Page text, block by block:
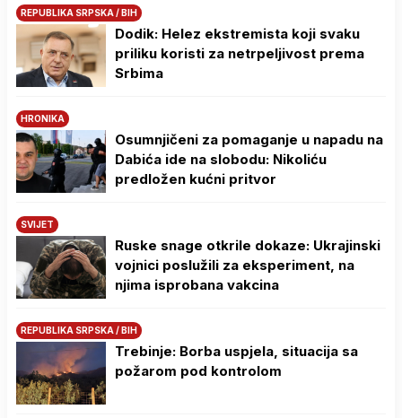
REPUBLIKA SRPSKA / BIH
Dodik: Helez ekstremista koji svaku
priliku koristi za netrpeljivost prema
Srbima
HRONIKA
Osumnjičeni za pomaganje u napadu na
Dabića ide na slobodu: Nikoliću
predložen kućni pritvor
SVIJET
Ruske snage otkrile dokaze: Ukrajinski
vojnici poslužili za eksperiment, na
njima isprobana vakcina
REPUBLIKA SRPSKA / BIH
Trebinje: Borba uspjela, situacija sa
požarom pod kontrolom